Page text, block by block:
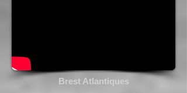
Brest Atlantiques